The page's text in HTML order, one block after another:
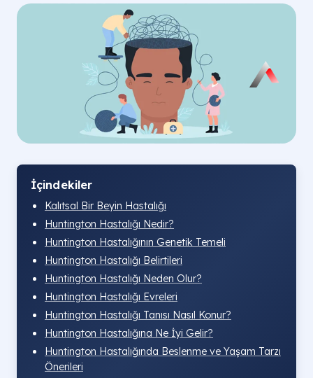
İçindekiler
Kalıtsal Bir Beyin Hastalığı
Huntington Hastalığı Nedir?
Huntington Hastalığının Genetik Temeli
Huntington Hastalığı Belirtileri
Huntington Hastalığı Neden Olur?
Huntington Hastalığı Evreleri
Huntington Hastalığı Tanısı Nasıl Konur?
Huntington Hastalığına Ne İyi Gelir?
Huntington Hastalığında Beslenme ve Yaşam Tarzı
Önerileri